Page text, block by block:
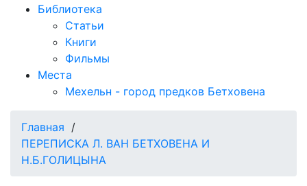
Библиотека
Статьи
Книги
Фильмы
Места
Мехельн - город предков Бетховена
Главная /
ПЕРЕПИСКА Л. ВАН БЕТХОВЕНА И
Н.Б.ГОЛИЦЫНА